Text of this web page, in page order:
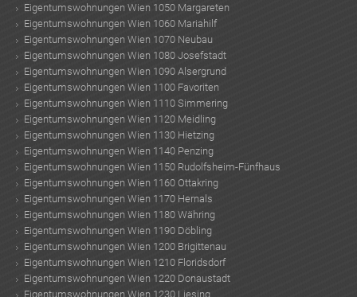
Eigentumswohnungen Wien 1050 Margareten
Eigentumswohnungen Wien 1060 Mariahilf
Eigentumswohnungen Wien 1070 Neubau
Eigentumswohnungen Wien 1080 Josefstadt
Eigentumswohnungen Wien 1090 Alsergrund
Eigentumswohnungen Wien 1100 Favoriten
Eigentumswohnungen Wien 1110 Simmering
Eigentumswohnungen Wien 1120 Meidling
Eigentumswohnungen Wien 1130 Hietzing
Eigentumswohnungen Wien 1140 Penzing
Eigentumswohnungen Wien 1150 Rudolfsheim-Fünfhaus
Eigentumswohnungen Wien 1160 Ottakring
Eigentumswohnungen Wien 1170 Hernals
Eigentumswohnungen Wien 1180 Währing
Eigentumswohnungen Wien 1190 Döbling
Eigentumswohnungen Wien 1200 Brigittenau
Eigentumswohnungen Wien 1210 Floridsdorf
Eigentumswohnungen Wien 1220 Donaustadt
Eigentumswohnungen Wien 1230 Liesing